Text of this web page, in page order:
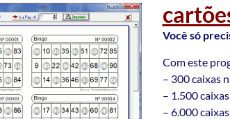
Você só
Com este
– 300 caixas
– 1.500
– 6.000